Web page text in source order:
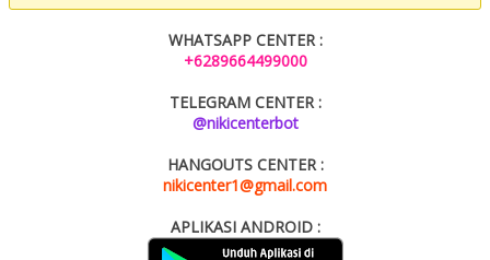
WHATSAPP CENTER :
+6289664499000
TELEGRAM CENTER :
@nikicenterbot
HANGOUTS CENTER :
nikicenter1@gmail.com
APLIKASI ANDROID :